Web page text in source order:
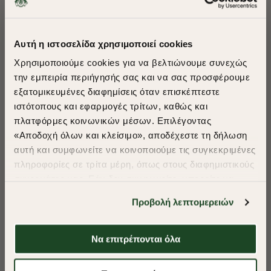
Αυτή η ιστοσελίδα χρησιμοποιεί cookies
Χρησιμοποιούμε cookies για να βελτιώνουμε συνεχώς
την εμπειρία περιήγησής σας και να σας προσφέρουμε
εξατομικευμένες διαφημίσεις όταν επισκέπτεστε
ιστότοπους και εφαρμογές τρίτων, καθώς και
πλατφόρμες κοινωνικών μέσων. Επιλέγοντας
«Αποδοχή όλων και κλείσιμο», αποδέχεστε τη δήλωση
αυτή και συμφωνείτε να κοινοποιούμε τις συγκεκριμένες
πληροφορίες σε τρίτα μέρη, όπως στους διαφημιστικούς
απαιτούμενα cookies» και θα περιοριστούμε
στα cookies και τις τεχνολογίες που είναι απολύτως
απαραίτητα για την ασφαλή απόδοση και
λειτουργικότητα της ιστοσελίδας μας. Ωστόσο, λάβετε
Προβολή λεπτομερειών
Να επιτρέπονται όλα
-40%
ΔΕΡΜΑΤΙΝΗ ΘΗΚΗ ΚΑΡΤΩΝ
-40%
ΔΕΡΜΑΤΙΝΗ ΘΗΚΗ ΚΑΡΤΩΝ
€40,00 €24,00
​
A Season of Style
SUMMER SALE